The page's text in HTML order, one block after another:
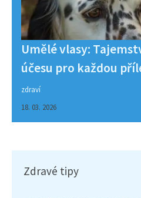
Umělé vlasy:
účesu pro každou
zdraví
18. 03. 2026
Zdravé tipy